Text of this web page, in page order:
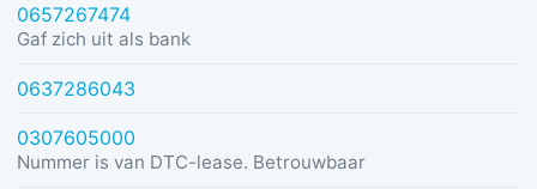
0657267474
Gaf zich uit als bank
0637286043
0307605000
Nummer is van DTC-lease. Betrouwbaar